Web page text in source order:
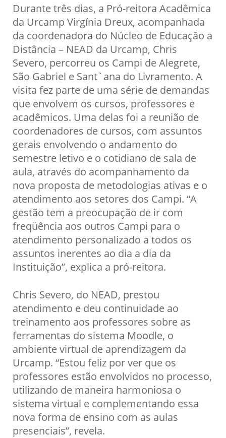
Durante três dias, a Pró-reitora Acadêmica
da Urcamp Virgínia Dreux, acompanhada
da coordenadora do Núcleo de Educação a
Distância – NEAD da Urcamp, Chris
Severo, percorreu os Campi de Alegrete,
São Gabriel e Sant`ana do Livramento. A
visita fez parte de uma série de demandas
que envolvem os cursos, professores e
acadêmicos. Uma delas foi a reunião de
coordenadores de cursos, com assuntos
gerais envolvendo o andamento do
semestre letivo e o cotidiano de sala de
aula, através do acompanhamento da
nova proposta de metodologias ativas e o
atendimento aos setores dos Campi. “A
gestão tem a preocupação de ir com
freqüência aos outros Campi para o
atendimento personalizado a todos os
assuntos inerentes ao dia a dia da
Instituição”, explica a pró-reitora.
Chris Severo, do NEAD, prestou
atendimento e deu continuidade ao
treinamento aos professores sobre as
ferramentas do sistema Moodle, o
ambiente virtual de aprendizagem da
Urcamp. “Estou feliz por ver que os
professores estão envolvidos no processo,
utilizando de maneira harmoniosa o
sistema virtual e complementando essa
nova forma de ensino com as aulas
presenciais”, revela.